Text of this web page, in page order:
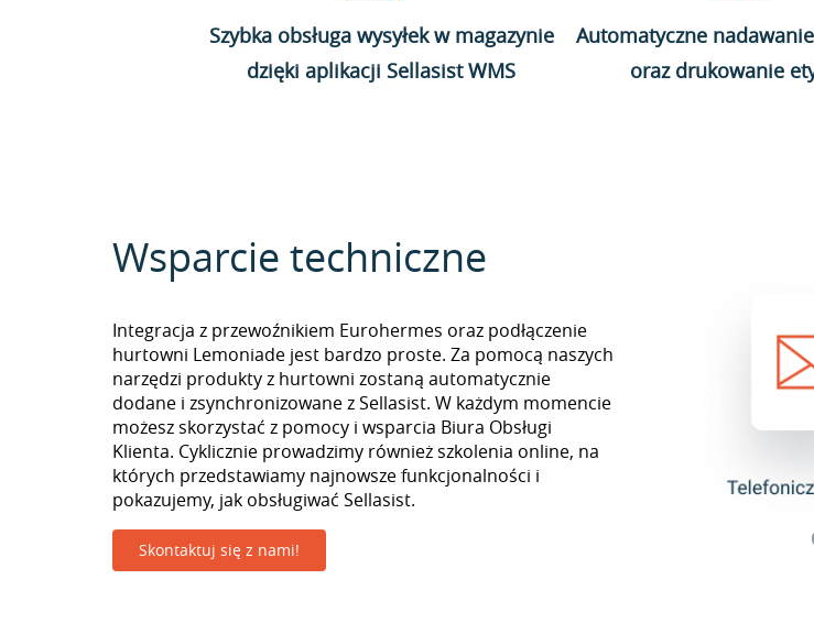
Szybka obsługa wysyłek w magazynie
dzięki aplikacji Sellasist WMS
Automatyczne nadawanie
oraz drukowanie
Wsparcie techniczne
Integracja z przewoźnikiem Eurohermes oraz podłączenie
hurtowni Lemoniade jest bardzo proste. Za pomocą naszych
narzędzi produkty z hurtowni zostaną automatycznie
dodane i zsynchronizowane z Sellasist. W każdym momencie
możesz skorzystać z pomocy i wsparcia Biura Obsługi
Klienta. Cyklicznie prowadzimy również szkolenia online, na
których przedstawiamy najnowsze funkcjonalności i
pokazujemy, jak obsługiwać Sellasist.
Skontaktuj się z nami!